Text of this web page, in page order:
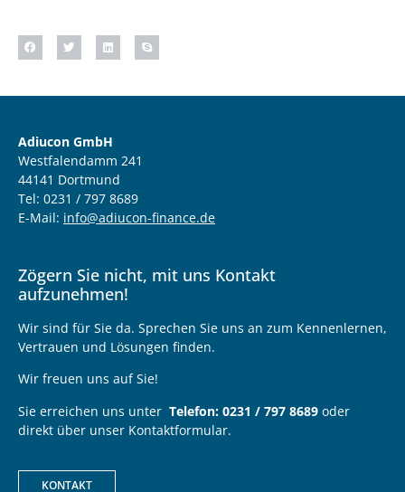
Adiucon GmbH
Westfalendamm 241
44141 Dortmund
Tel: 0231 / 797 8689
E-Mail: info@adiucon-finance.de
Zögern Sie nicht, mit uns Kontakt
aufzunehmen!
Wir sind für Sie da. Sprechen Sie uns an zum Kennenlernen,
Vertrauen und Lösungen finden.
Wir freuen uns auf Sie!
Sie erreichen uns unter Telefon: 0231 / 797 8689 oder
direkt über unser Kontaktformular.
KONTAKT